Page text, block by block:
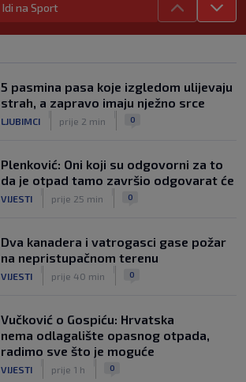
VIDEO / Martin dominantan u sprintu,
Marquez neprepoznatljiv!
VIDEO / Inter bez Sučića u sastavu
poveo protiv Juventusa
SK prije 5 h
Idi na Sport
5 pasmina pasa koje izgledom ulijevaju
strah, a zapravo imaju nježno srce
LJUBIMCI prije 2 min 0
Plenković: Oni koji su odgovorni za to
da je otpad tamo završio odgovarat će
VIJESTI prije 25 min 0
Dva kanadera i vatrogasci gase požar
na nepristupačnom terenu
VIJESTI prije 40 min 0
Vučković o Gospiću: Hrvatska
nema odlagalište opasnog otpada,
radimo sve što je moguće
VIJESTI prije 1 h 0